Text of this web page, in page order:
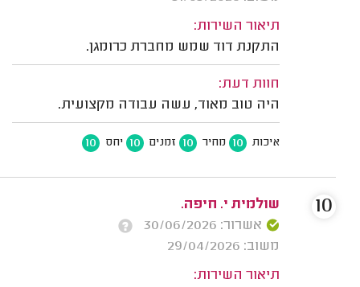
תיאור השירות:
התקנת דוד שמש מחברת כרומגן.
חוות דעת:
היה טוב מאוד, עשה עבודה מקצועית.
איכות 10 מחיר 10 זמנים 10 יחס 10
שולמית י. חיפה.
אשרור: 30/06/2026
משוב: 29/04/2026
תיאור השירות:
10